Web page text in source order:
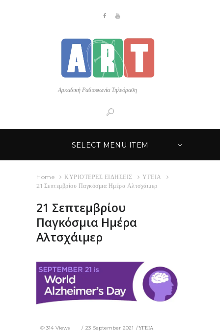
Αρκαδική Ραδιοφωνία Τηλεόραση
SELECT MENU ITEM
Home ΚΥΡΙΟΤΕΡΕΣ ΕΙΔΗΣΕΙΣ
ΥΓΕΙΑ
21 Σεπτεμβρίου Παγκόσμια Ημέρα Αλτσχάιμερ
21 Σεπτεμβρίου
Παγκόσμια Ημέρα
Αλτσχάιμερ
23 September 2021 ΥΓΕΙΑ
314 Views